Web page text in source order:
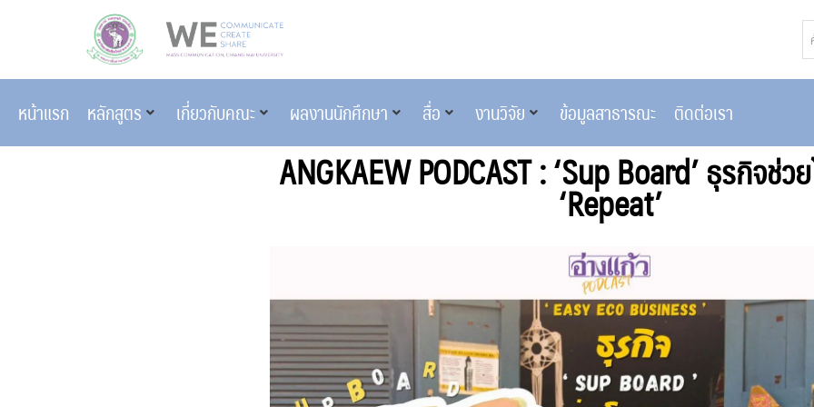
หน้าแรก หลักสูตร เกี่ยวกับคณะ ผลงานนักศึกษา สื่อ งานวิจัย ข้อมูลสาธารณะ ติดต่อเรา
ANGKAEW PODCAST : ‘Sup Board’ ธุรกิจช่
‘Repeat’